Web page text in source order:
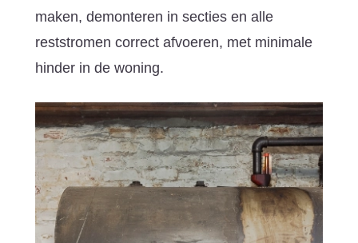
maken, demonteren in secties en alle
reststromen correct afvoeren, met minimale
hinder in de woning.